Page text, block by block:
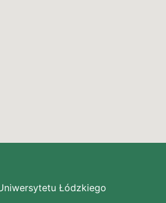
Łódzkiego